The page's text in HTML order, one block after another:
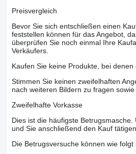
Preisvergleich
Bevor Sie sich entschließen einen
feststellen können für das Angebot,
überprüfen Sie noch einmal Ihre
Verkäufers.
Kaufen Sie keine Produkte, bei
Stimmen Sie keinen zweifelhaften
nach weiteren Bildern zu fragen
Zweifelhafte Vorkasse
Dies ist die häufigste
und Sie anschließend den Kauf
Die Betrugsversuche können wie folgt